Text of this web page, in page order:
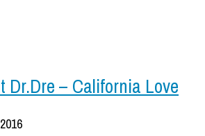
Dr.Dre – California Love